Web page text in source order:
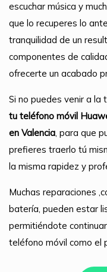
escuchar música y
que lo recuperes lo
tranquilidad de un
componentes de
ofrecerte un acabado
Si no puedes venir a la
tu teléfono móvil
en Valencia, para que
prefieres traerlo tú
la misma rapidez y
Muchas reparaciones
batería, pueden estar
permitiéndote
teléfono móvil como el